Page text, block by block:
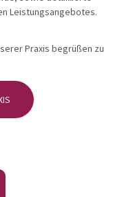
Leistungsangebotes.
Praxis begrüßen zu